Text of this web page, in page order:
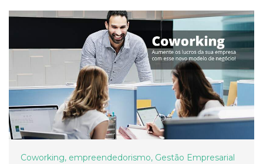
Coworking, empreendedorismo, Gestão Empresarial